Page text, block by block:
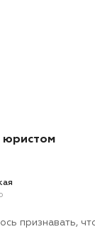
юристом
признавать,